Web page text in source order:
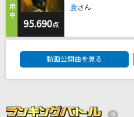
コンタクトケース
Saucy Dog
[良音]Troublemaker
嵐(アラシ)
スピッツ
95.690点
奏さん
動画公開曲を見る